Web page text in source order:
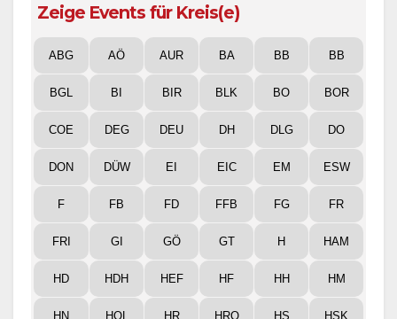
Zeige Events für Kreis(e)
ABG AÖ AUR BA BB BB
BGL BI BIR BLK BO BOR
COE DEG DEU DH DLG DO
DON DÜW EI EIC EM ESW
F FB FD FFB FG FR
FRI GI GÖ GT H HAM
HD HDH HEF HF HH HM
HN HOL HR HRO HS HSK